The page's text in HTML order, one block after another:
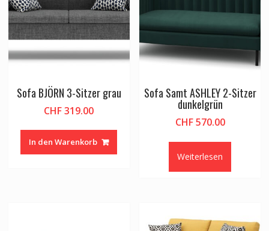
Sofa BJÖRN 3-Sitzer grau
CHF319.00
In den Warenkorb
Sofa Samt ASHLEY 2-Sitzer
dunkelgrün
CHF570.00
Weiterlesen